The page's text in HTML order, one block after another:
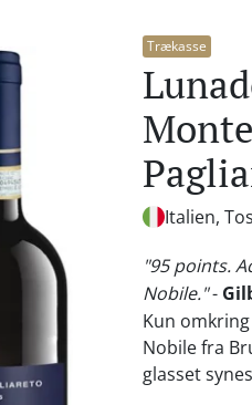
Trækasse
Italien,
"95 points.
Nobile."-
Kun
Nobile fra
glasset